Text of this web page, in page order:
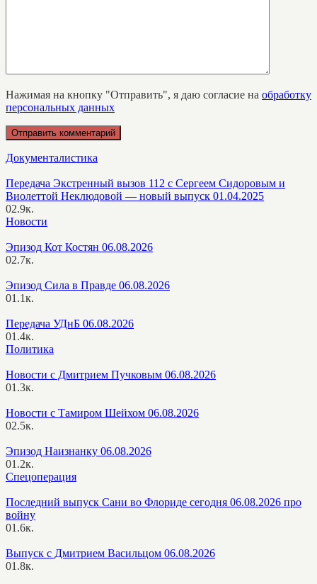
Нажимая на кнопку "Отправить", я даю согласие на обработку
персональных данных
Документалистика
Передача Экстренный вызов 112 с Сергеем Сидоровым и
Виолеттой Неклюдовой — новый выпуск 01.04.2025
02.9к.
Новости
Эпизод Кот Костян 06.08.2026
02.7к.
Эпизод Сила в Правде 06.08.2026
01.1к.
Передача УДнБ 06.08.2026
01.4к.
Политика
Новости с Дмитрием Пучковым 06.08.2026
01.3к.
Новости с Тамиром Шейхом 06.08.2026
02.5к.
Эпизод Наизнанку 06.08.2026
01.2к.
Спецоперация
Последний выпуск Сани во Флориде сегодня 06.08.2026 про
войну
01.6к.
Выпуск с Дмитрием Васильцом 06.08.2026
01.8к.